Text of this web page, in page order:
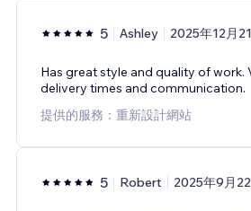
5 Ashley 2025年12月
Has great style and quality of work.
delivery times and communication.
提供的服務：重新設計網站
5 Robert 2025年9月